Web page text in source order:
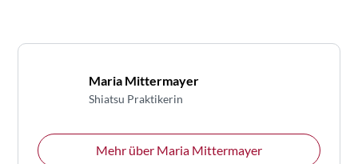
Maria Mittermayer
Shiatsu Praktikerin
Mehr über Maria Mittermayer